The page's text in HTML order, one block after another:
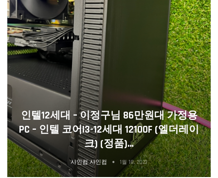
인텔12세대 – 이정구님 86만원대 가정용
PC – 인텔 코어i3-12세대 12100F (엘더레이
크) (정품)…
샤인컴 샤인컴 1월 18, 2023